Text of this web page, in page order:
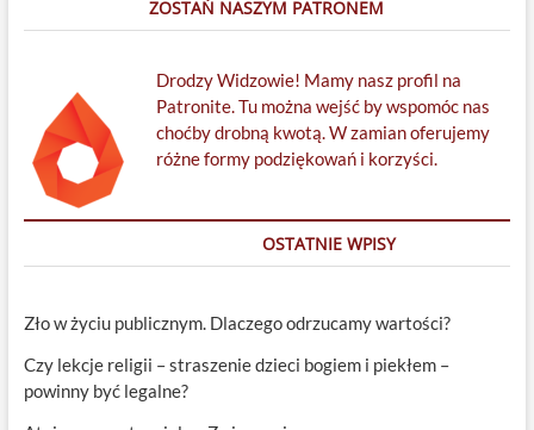
ZOSTAŃ NASZYM PATRONEM
Drodzy Widzowie! Mamy nasz profil na
Patronite. Tu można wejść by wspomóc nas
choćby drobną kwotą. W zamian oferujemy
różne formy podziękowań i korzyści.
OSTATNIE WPISY
Zło w życiu publicznym. Dlaczego odrzucamy wartości?
Czy lekcje religii – straszenie dzieci bogiem i piekłem –
powinny być legalne?